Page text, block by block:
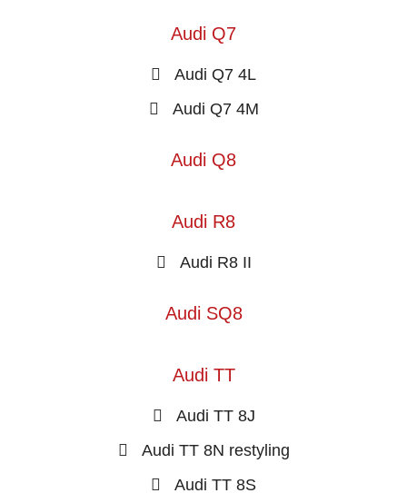
Audi Q7
Audi Q7 4L
Audi Q7 4M
Audi Q8
Audi R8
Audi R8 II
Audi SQ8
Audi TT
Audi TT 8J
Audi TT 8N restyling
Audi TT 8S